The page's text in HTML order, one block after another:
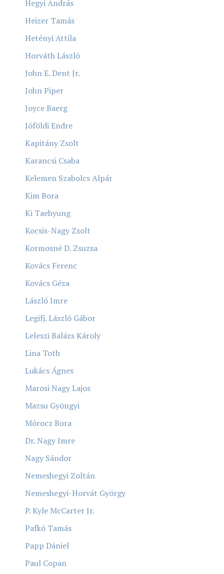
Hegyi András
Heizer Tamás
Hetényi Attila
Horváth László
John E. Dent Jr.
John Piper
Joyce Baerg
Jóföldi Endre
Kapitány Zsolt
Karancsi Csaba
Kelemen Szabolcs Alpár
Kim Bora
Ki Taehyung
Kocsis-Nagy Zsolt
Kormosné D. Zsuzsa
Kovács Ferenc
Kovács Géza
László Imre
Legifj. László Gábor
Leleszi Balázs Károly
Lina Toth
Lukács Ágnes
Marosi Nagy Lajos
Mazsu Gyöngyi
Mórocz Bora
Dr. Nagy Imre
Nagy Sándor
Nemeshegyi Zoltán
Nemeshegyi-Horvát György
P. Kyle McCarter Jr.
Pafkó Tamás
Papp Dániel
Paul Copan